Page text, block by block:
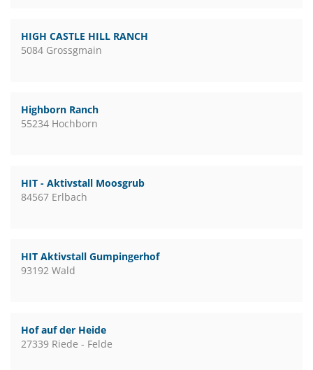
HIGH CASTLE HILL RANCH
5084 Grossgmain
Highborn Ranch
55234 Hochborn
HIT - Aktivstall Moosgrub
84567 Erlbach
HIT Aktivstall Gumpingerhof
93192 Wald
Hof auf der Heide
27339 Riede - Felde